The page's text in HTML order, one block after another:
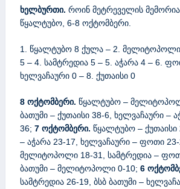
ხელბურთი. როინ მეტრეველის
წყალტუბო, 6-8 ოქტომბერი.
1. წყალტუბო 8 ქულა – 2. მელიტოპოლი
5 – 4. სამტრედია 5 – 5. აჭარა 4 – 6.
ხელვაჩაური 0 – 8. ქუთაისი 0
8 ოქტომბერი. წყალტუბო –
ბათუმი – ქუთაისი 38-6, ხელვაჩაური –
36; 7 ოქტომბერი. წყალტუბო – ქუთაისი
– აჭარა 23-17, ხელვაჩაური – ფოთი 23-
მელიტოპოლი 18-31, სამტრედია –
ბათუმი – მელიტოპოლი 0-10; 6
სამტრედია 26-19, ბსბ ბათუმი –